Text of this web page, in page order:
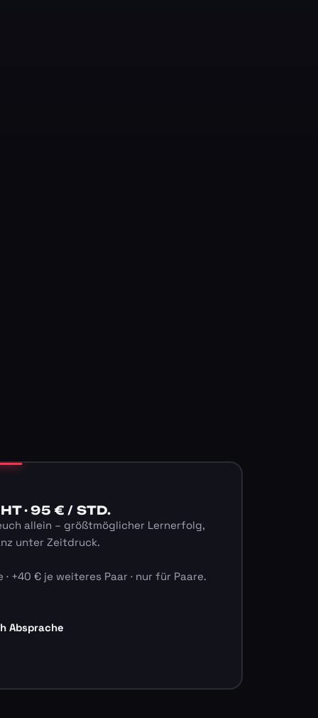
· 95 € / STD.
allein – größtmöglicher Lernerfolg,
unter Zeitdruck.
+40 € je weiteres Paar · nur für Paare.
Absprache